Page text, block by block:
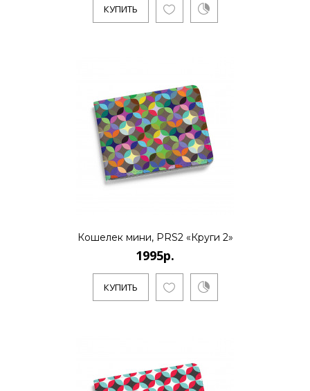
1995р.
КУПИТЬ
1995р.
..
КУПИТЬ
Кошелек мини, PRS2 «Круги 2»
1995р.
КУПИТЬ